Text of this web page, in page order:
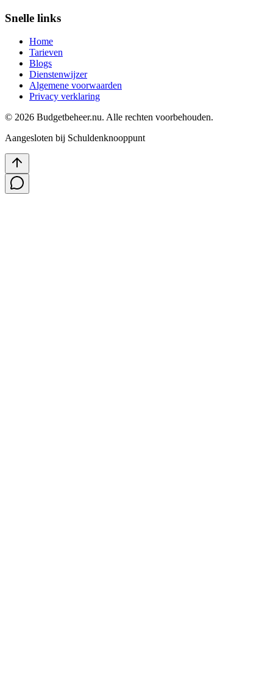
Snelle links
Home
Tarieven
Blogs
Dienstenwijzer
Algemene voorwaarden
Privacy verklaring
© 2026 Budgetbeheer.nu. Alle rechten voorbehouden.
Aangesloten bij Schuldenknooppunt